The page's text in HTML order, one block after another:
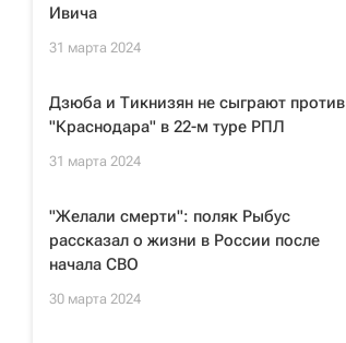
Ивича
31 марта 2024
Дзюба и Тикнизян не сыграют против
"Краснодара" в 22-м туре РПЛ
31 марта 2024
"Желали смерти": поляк Рыбус
рассказал о жизни в России после
начала СВО
30 марта 2024